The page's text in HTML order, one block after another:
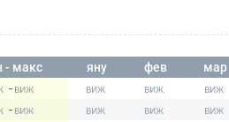
- макс яну фев мар
-
-